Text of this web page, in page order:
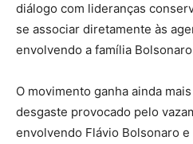
diálogo com lideranças
se associar diretamente às
envolvendo a família
O movimento ganha ainda
desgaste provocado pelo
envolvendo Flávio Bolsonaro